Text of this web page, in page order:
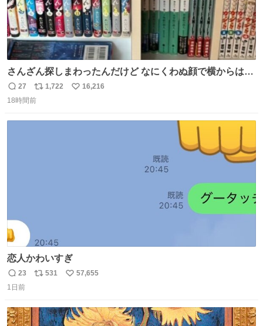
さんざん探しまわったんだけど なにくわぬ顔で横からはえ
てた
返
信
27
リ
ポ
1,722
い
16,216
18時間前
恋人かわいすぎ
返
信
23
リ
ト
531
い
数
57,655
1日前